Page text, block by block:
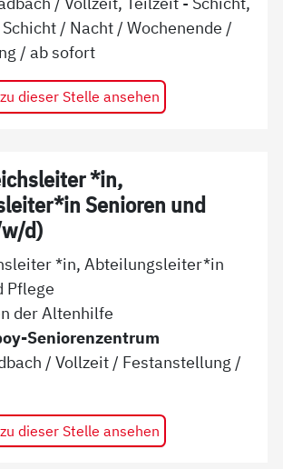
/ Nacht / Wochenende /
/ absofort
dieser Stelle ansehen
*in,
Senioren und
d)
*in, Abteilungsleiter*in
Pflege
der Altenhilfe
Seniorenzentrum
/Vollzeit / Festanstellung /
dieser Stelle ansehen